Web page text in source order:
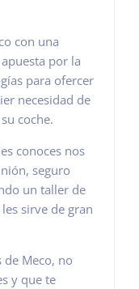
con una
por la
para ofercer
necesidad de
coche.
conoces nos
seguro
un taller de
sirve de gran
de Meco, no
y que te